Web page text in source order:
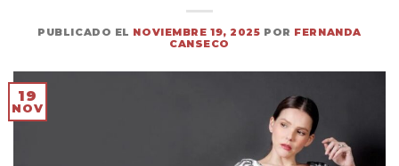
PUBLICADO EL NOVIEMBRE 19, 2025 POR FERNANDA
CANSECO
19
NOV